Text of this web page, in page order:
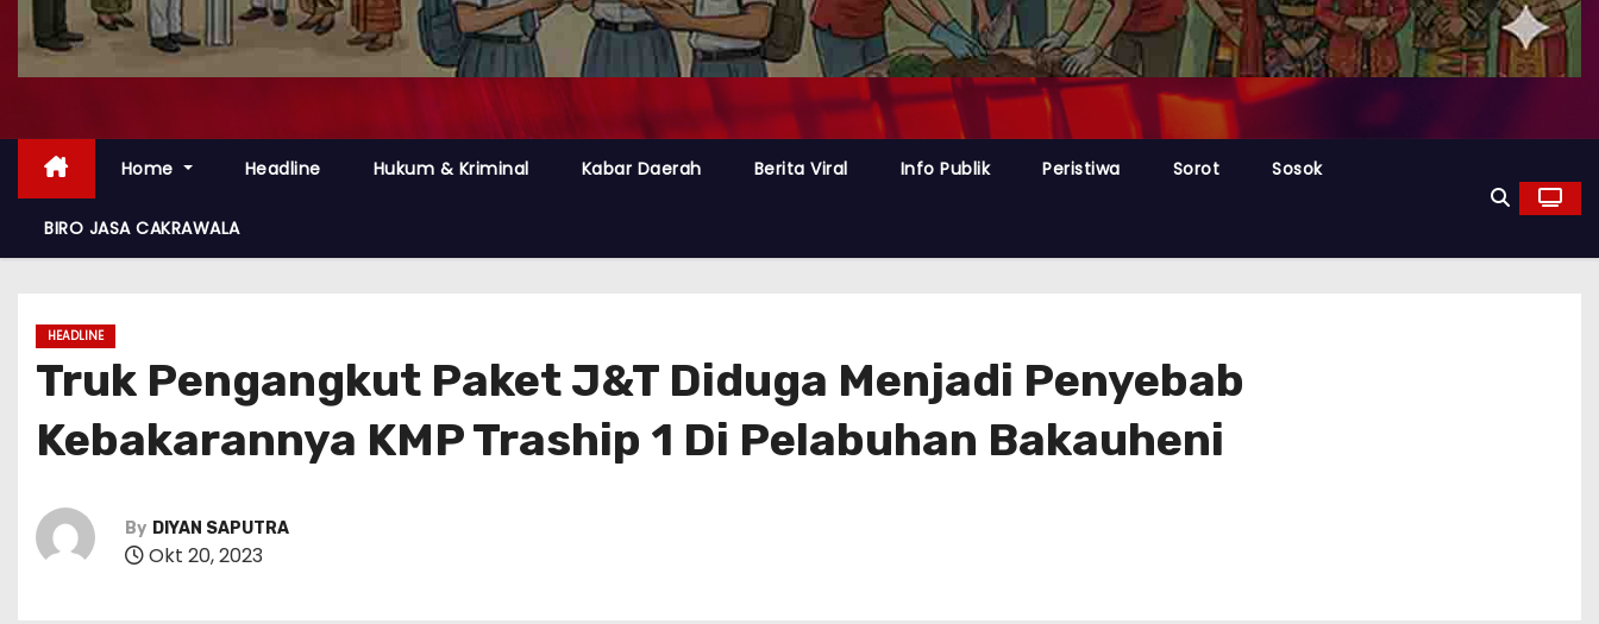
Home Headline Hukum & Kriminal Kabar Daerah Berita Viral Info Publik Peristiwa Sorot Sosok
BIRO JASA CAKRAWALA
HEADLINE
Truk Pengangkut Paket J&T Diduga Menjadi Penyebab
Kebakarannya KMP Traship 1 Di Pelabuhan Bakauheni
By DIYAN SAPUTRA
Okt 20, 2023